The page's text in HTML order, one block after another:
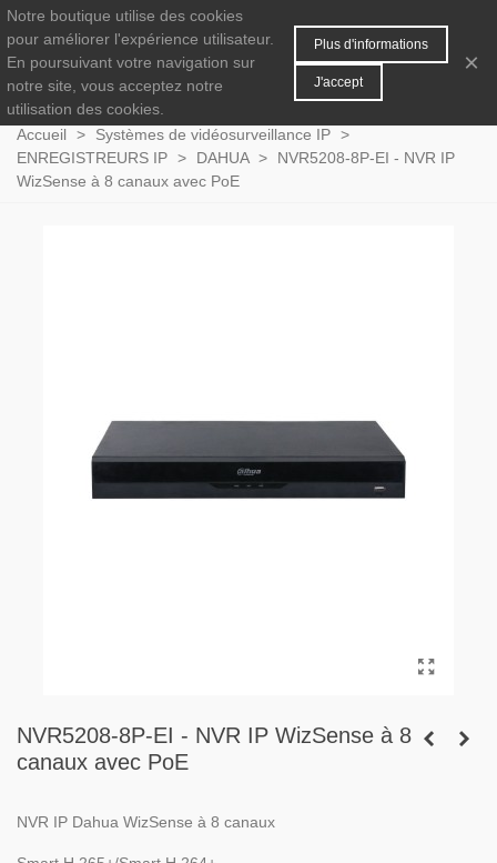
0 MENU
Accueil > Systèmes de vidéosurveillance IP >
ENREGISTREURS IP > DAHUA >
NVR5208-8P-EI - NVR IP
WizSense à 8 canaux avec PoE
NVR5208-8P-EI - NVR IP WizSense à 8
canaux avec PoE
NVR IP Dahua WizSense à 8 canaux
Notre boutique utilise des cookies
pour améliorer l'expérience utilisateur.
En poursuivant votre navigation sur
notre site, vous acceptez notre
utilisation des cookies.
Plus d'informations
J'accept
×